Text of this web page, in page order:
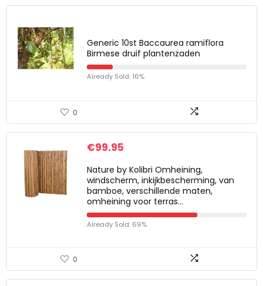
Generic 10st Baccaurea ramiflora
Birmese druif plantenzaden
Already Sold: 16%
0
€99.95
Nature by Kolibri Omheining,
windscherm, inkijkbescherming, van
bamboe, verschillende maten,
omheining voor terras…
Already Sold: 69%
0